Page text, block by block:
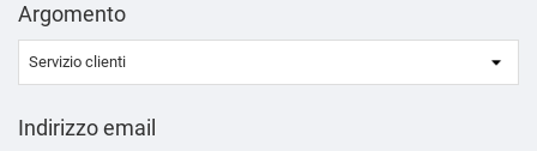
Argomento
Indirizzo email